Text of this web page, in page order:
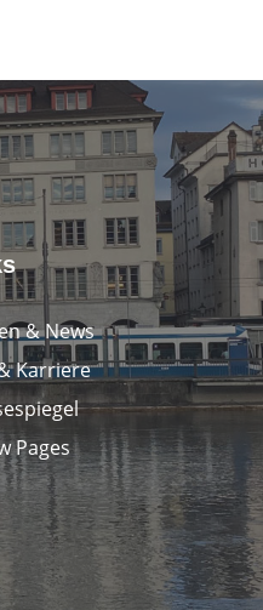
& News
Karriere
Pages